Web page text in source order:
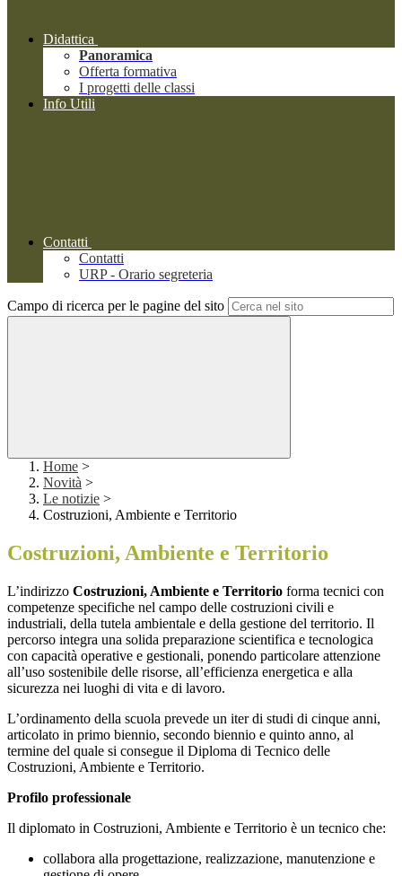
Didattica
Panoramica
Offerta formativa
I progetti delle classi
Info Utili
Contatti
Contatti
URP - Orario segreteria
Campo di ricerca per le pagine del sito
Home >
Novità >
Le notizie >
Costruzioni, Ambiente e Territorio
Costruzioni, Ambiente e Territorio
L’indirizzo Costruzioni, Ambiente e Territorio forma tecnici con
competenze specifiche nel campo delle costruzioni civili e
industriali, della tutela ambientale e della gestione del territorio. Il
percorso integra una solida preparazione scientifica e tecnologica
con capacità operative e gestionali, ponendo particolare attenzione
all’uso sostenibile delle risorse, all’efficienza energetica e alla
sicurezza nei luoghi di vita e di lavoro.
L’ordinamento della scuola prevede un iter di studi di cinque anni,
articolato in primo biennio, secondo biennio e quinto anno, al
termine del quale si consegue il Diploma di Tecnico delle
Costruzioni, Ambiente e Territorio.
Profilo professionale
Il diplomato in Costruzioni, Ambiente e Territorio è un tecnico che:
collabora alla progettazione, realizzazione, manutenzione e